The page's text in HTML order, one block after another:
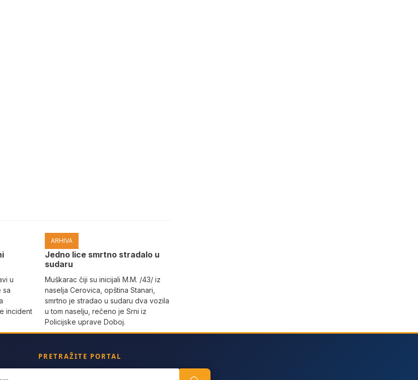
u
sa
incident
ARHIVA
Јedno lice smrtno stradalo u
sudaru
Muškarac čiji su inicijali M.M. /43/ iz
naselja Cerovica, opština Stanari,
smrtno je stradao u sudaru dva vozila
u tom naselju, rečeno je Srni iz
Policijske uprave Doboj.
PRETRAŽITE PORTAL